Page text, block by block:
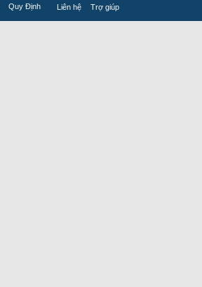
Quy Định Liên hệ Trợ giúp